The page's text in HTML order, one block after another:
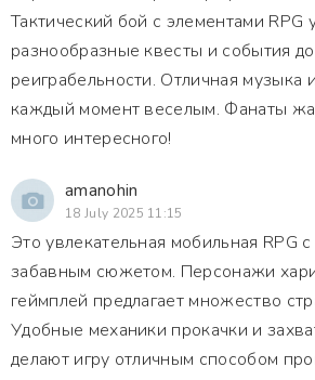
Тактический бой с элементами RPG
разнообразные квесты и события
реиграбельности. Отличная музыка
каждый момент веселым. Фанаты
много интересного!
amanohin
18 July 2025 11:15
Это увлекательная мобильная RPG
забавным сюжетом. Персонажи
геймплей предлагает множество
Удобные механики прокачки и
делают игру отличным способом